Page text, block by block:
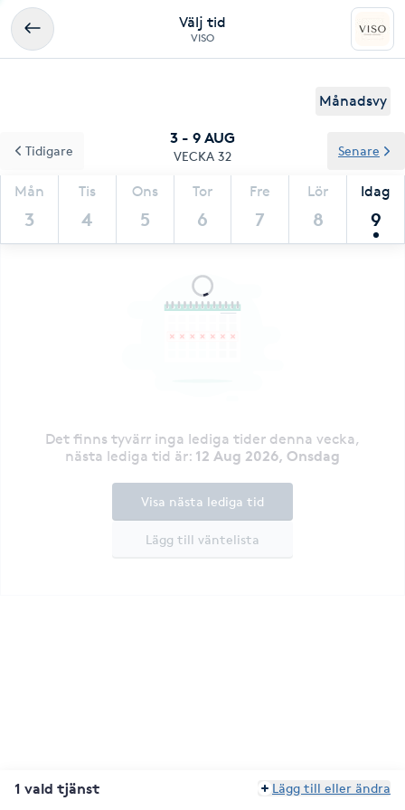
Välj tid
VISO
Månadsvy
3 - 9 AUG
VECKA 32
Mån
3
Tis
4
Ons
5
Tor
6
Fre
7
Lör
8
Idag
9
Tidigare Senare
Det finns tyvärr inga lediga tider denna vecka,
nästa lediga tid är: 12 Aug 2026, Onsdag
Lägg till väntelista
Visa nästa lediga tid
1 vald tjänst Lägg till eller ändra